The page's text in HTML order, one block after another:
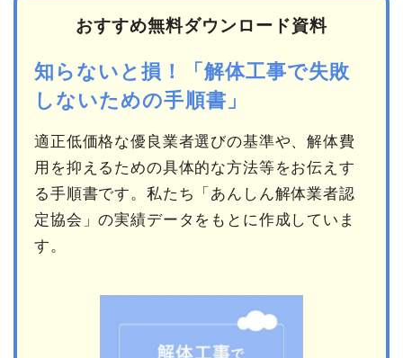
おすすめ無料ダウンロード資料
知らないと損！「解体工事で失敗
しないための手順書」
適正低価格な優良業者選びの基準や、解体費
用を抑えるための具体的な方法等をお伝えす
る手順書です。私たち「あんしん解体業者認
定協会」の実績データをもとに作成していま
す。